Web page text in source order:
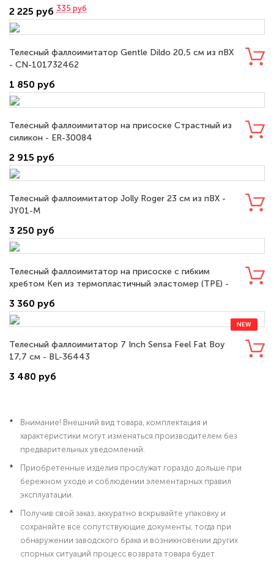
2 225 руб 335 руб
Телесный фаллоимитатор Gentle Dildo 20,5 см из пВХ
- CN-101732462
1 850 руб
Телесный фаллоимитатор на присоске Страстный из
силикон - ER-30084
2 915 руб
Телесный фаллоимитатор Jolly Roger 23 см из пВХ -
JY01-M
3 250 руб
Телесный фаллоимитатор на присоске с гибким
хребтом Ken из термопластичный эластомер (TPE) -
3 360 руб
NEW
Телесный фаллоимитатор 7 Inch Sensa Feel Fat Boy
17,7 см - BL-36443
3 480 руб
Внимание! Внешний вид товара, комплектация и
характеристики могут изменяться производителем без
предварительных уведомлений.
Приобретенные изделия прослужат гораздо дольше при
бережном уходе и соблюдении элементарных правил
эксплуатации.
Получив свой заказ, аккуратно вскрывайте упаковку и
сохраняйте все сопутствующие документы; тогда при
обнаружении заводского брака и возникновении других
спорных ситуаций процесс возврата товара будет